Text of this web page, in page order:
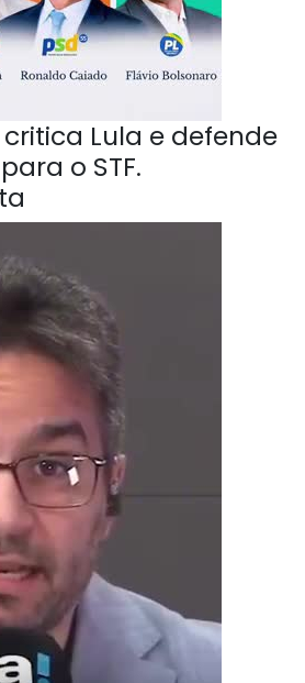
Lula e defende
o STF.